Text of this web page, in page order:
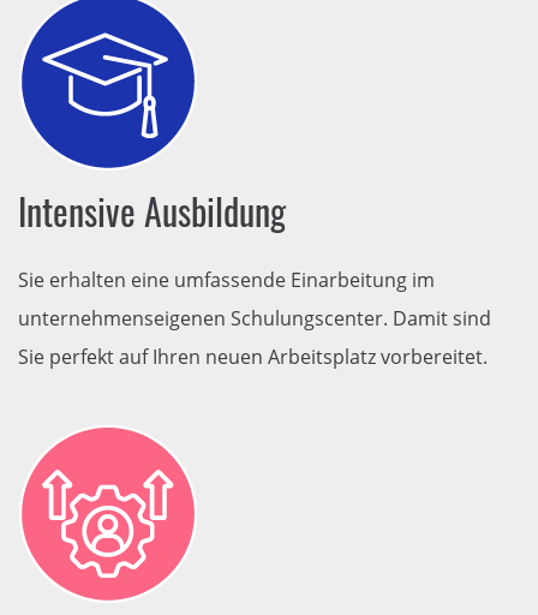
Intensive Ausbildung
Sie erhalten eine umfassende Einarbeitung im
unternehmenseigenen Schulungscenter. Damit sind
Sie perfekt auf Ihren neuen Arbeitsplatz vorbereitet.